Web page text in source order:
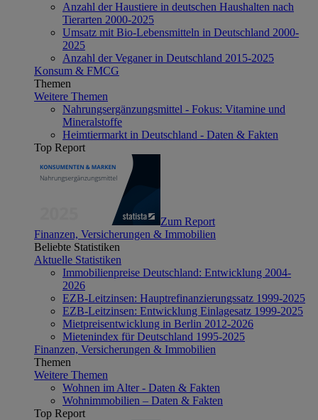
Anzahl der Haustiere in deutschen Haushalten nach
Tierarten 2000-2025
Umsatz mit Bio-Lebensmitteln in Deutschland 2000-
2025
Anzahl der Veganer in Deutschland 2015-2025
Konsum & FMCG
Themen
Weitere Themen
Nahrungsergänzungsmittel - Fokus: Vitamine und
Mineralstoffe
Heimtiermarkt in Deutschland - Daten & Fakten
Top Report
Zum Report
Finanzen, Versicherungen & Immobilien
Beliebte Statistiken
Aktuelle Statistiken
Immobilienpreise Deutschland: Entwicklung 2004-
2026
EZB-Leitzinsen: Hauptrefinanzierungssatz 1999-2025
EZB-Leitzinsen: Entwicklung Einlagesatz 1999-2025
Mietpreisentwicklung in Berlin 2012-2026
Mietenindex für Deutschland 1995-2025
Finanzen, Versicherungen & Immobilien
Themen
Weitere Themen
Wohnen im Alter - Daten & Fakten
Wohnimmobilien – Daten & Fakten
Top Report